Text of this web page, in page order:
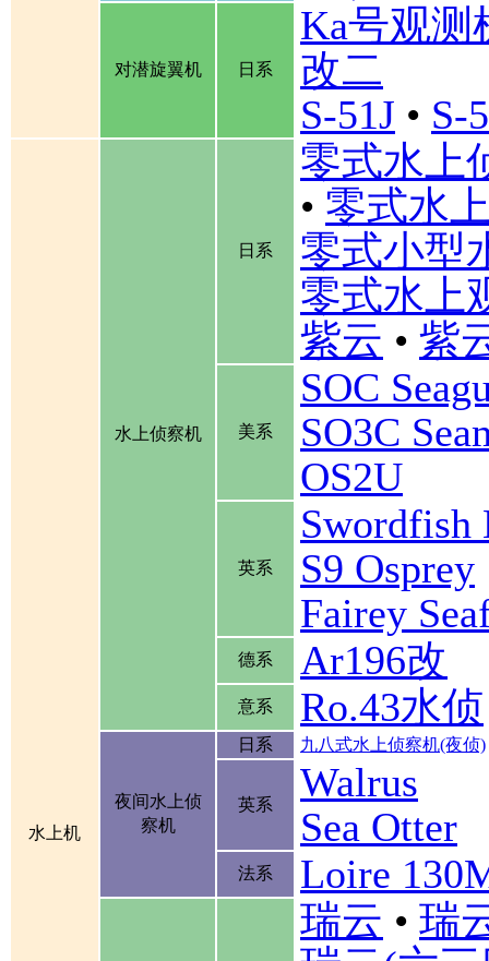
对潜旋翼机 日系
Ka号观测
改二
S-51J • S-
水上机
水上侦察机
日系
零式水上
• 零式水
零式小型
零式水上
紫云 • 紫
美系
SOC
SO3C
OS2U
英系
S9 Osprey
Fairey
德系 Ar196改
意系 Ro.43水侦
夜间水上侦
察机
日系 九八式水上侦察机(夜侦)
英系
Walrus
Sea Otter
法系
Loire
瑞云 • 瑞